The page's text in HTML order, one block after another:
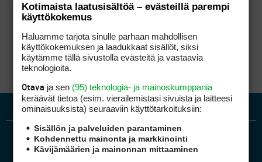
Kotimaista laatusisältöä – evästeillä parempi
käyttökokemus
Haluamme tarjota sinulle parhaan mahdollisen
käyttökokemuksen ja laadukkaat sisällöt, siksi
käytämme tällä sivustolla evästeitä ja vastaavia
teknologioita.
Otava ja sen (95) teknologia- ja mainoskumppania
keräävät tietoa (esim. vierailemis­tasi sivuista ja laitteesi
ominaisuuk­sista) seuraaviin käyttötarkoituksiin:
Sisällön ja palveluiden parantaminen
Kohdennettu mainonta ja markkinointi
Kävijämäärien ja mainonnan mittaaminen